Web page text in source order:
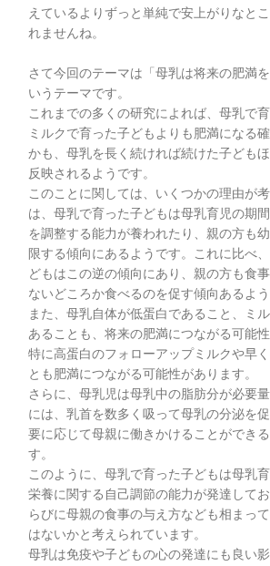
えているよりずっと単純で安上がりなと
れませんね。
さて今回のテーマは「母乳は将来の肥満
いうテーマです。
これまでの多くの研究によれば、母乳で
ミルクで育った子どもよりも肥満になる
かも、母乳を長く続ければ続けた子ども
反映されるようです。
このことに関しては、いくつかの理由が
は、母乳で育った子どもは母乳育児の期
を調整する能力が養われたり、親の方も
限する傾向にあるようです。これに比べ
どもはこの逆の傾向にあり、親の方も食
ないどころか食べるのを促す傾向あるよう
また、母乳自体が低蛋白であること、ミ
あることも、将来の肥満につながる可能性
特に高蛋白のフォローアップミルクや早
とも肥満につながる可能性があります。
さらに、母乳児は母乳中の脂肪分が必要
には、乳首を数多く吸って母乳の分泌を
要に応じて母親に働きかけることができ
す。
このように、母乳で育った子どもは母乳
栄養に関する自己調節の能力が発達して
らびに母親の食事の与え方なども相まっ
はないかと考えられています。
母乳は免疫や子どもの心の発達にも良い